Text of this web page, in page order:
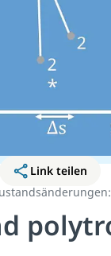
Link teilen